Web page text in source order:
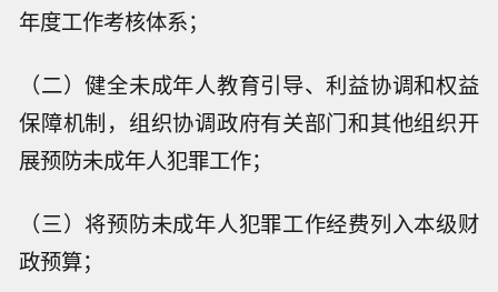
年度工作考核体系；
（二）健全未成年人教育引导、利益协调和权益
保障机制，组织协调政府有关部门和其他组织开
展预防未成年人犯罪工作；
（三）将预防未成年人犯罪工作经费列入本级财
政预算；